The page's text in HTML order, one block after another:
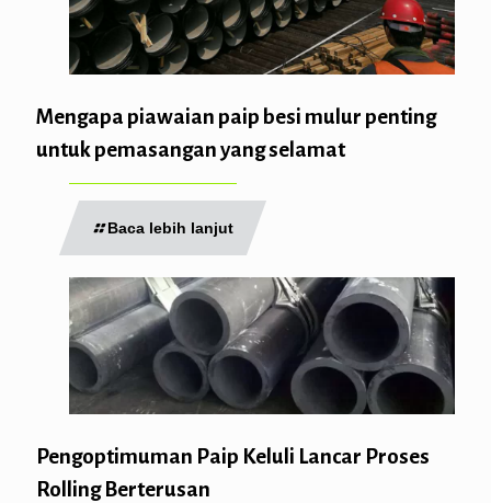
Mengapa piawaian paip besi mulur penting
untuk pemasangan yang selamat
Baca lebih lanjut
Pengoptimuman Paip Keluli Lancar Proses
Rolling Berterusan